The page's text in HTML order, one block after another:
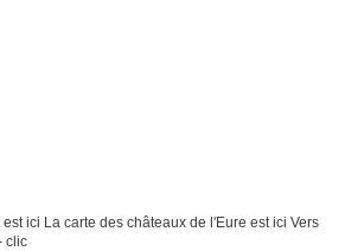
ici La carte des châteaux de l'Eure est ici Vers
clic